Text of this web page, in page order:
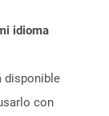
idioma
disponible
con